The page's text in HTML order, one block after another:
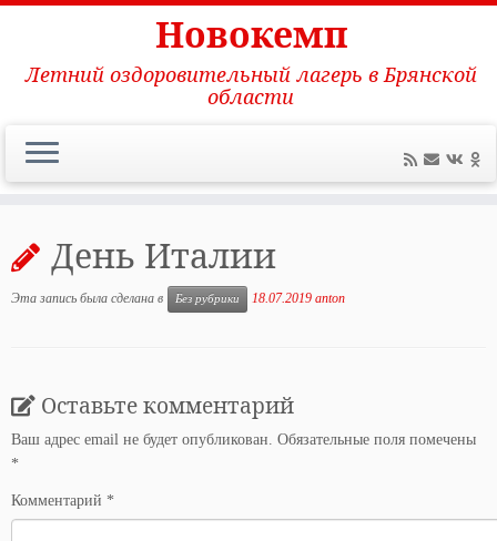
содержимому
Новокемп
Летний оздоровительный лагерь в Брянской
области
День Италии
Эта запись была сделана в Без рубрики 18.07.2019 anton
Оставьте комментарий
Ваш адрес email не будет опубликован. Обязательные поля помечены
*
Комментарий *